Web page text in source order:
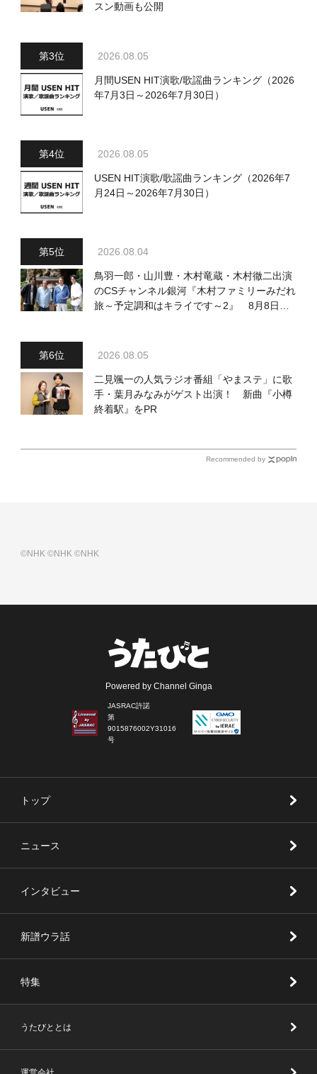
スン動画も公開
2026.08.05
月間USEN HIT演歌/歌謡曲ランキング（2026
年7月3日～2026年7月30日）
2026.08.05
USEN HIT演歌/歌謡曲ランキング（2026年7
月24日～2026年7月30日）
2026.08.04
鳥羽一郎・山川豊・木村竜蔵・木村徹二出演
のCSチャンネル銀河『木村ファミリーみだれ
旅～予定調和はキライです～2』 8月8日
2026.08.05
二見颯一の人気ラジオ番組「やまステ」に歌
手・葉月みなみがゲスト出演！ 新曲『小樽
終着駅』をPR
Recommended by
©NHK©NHK©NHK
Powered by Channel Ginga
JASRAC許諾
第
9015876002Y31016
号
トップ
ニュース
インタビュー
新譜ウラ話
特集
うたびととは